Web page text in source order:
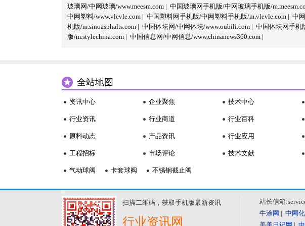
玻璃网/中网玻璃/www.meesm.com | 中国玻璃网手机版/中网玻璃手机版/
中网塑料/www.vlevle.com | 中国塑料网手机版/中网塑料手机版/m.vlevle.com | 中
机版/m.sinoasphalts.com | 中国体坛网/中网体坛/www.oubili.com | 中国体坛网手机
版/m.stylechina.com | 中国信息网/中网信息/www.chinanews360.com |
全站地图
资讯中心
行业资讯
原料动态
工程招标
企业聚焦
行业商道
产品资讯
市场评论
技术中心
行业百科
行业应用
技术文献
气动球阀 卡套球阀 不锈钢截止阀
扫描二维码，获取手机版最新资讯
行业资讯网
站长信箱
牛涂网 | 中网